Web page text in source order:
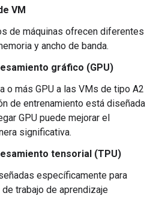
VM
de máquinas ofrecen diferentes
y ancho de banda.
gráfico (GPU)
o más GPU a las VMs de tipo A2
de entrenamiento está diseñada
GPU puede mejorar el
significativa.
tensorial (TPU)
específicamente para
trabajo de aprendizaje